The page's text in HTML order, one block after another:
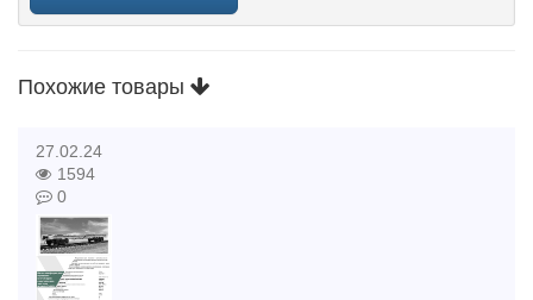
Похожие товары
27.02.24
1594
0